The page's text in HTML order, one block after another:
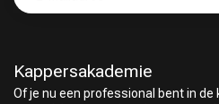
Kappersakademie
Of je nu een professional bent in